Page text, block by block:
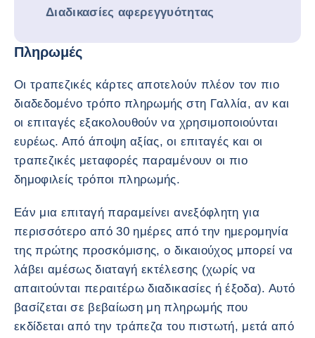
Διαδικασίες αφερεγγυότητας
Πληρωμές
Οι τραπεζικές κάρτες αποτελούν πλέον τον πιο
διαδεδομένο τρόπο πληρωμής στη Γαλλία, αν και
οι επιταγές εξακολουθούν να χρησιμοποιούνται
ευρέως. Από άποψη αξίας, οι επιταγές και οι
τραπεζικές μεταφορές παραμένουν οι πιο
δημοφιλείς τρόποι πληρωμής.
Εάν μια επιταγή παραμείνει ανεξόφλητη για
περισσότερο από 30 ημέρες από την ημερομηνία
της πρώτης προσκόμισης, ο δικαιούχος μπορεί να
λάβει αμέσως διαταγή εκτέλεσης (χωρίς να
απαιτούνται περαιτέρω διαδικασίες ή έξοδα). Αυτό
βασίζεται σε βεβαίωση μη πληρωμής που
εκδίδεται από την τράπεζα του πιστωτή, μετά από